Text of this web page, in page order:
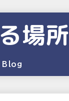
場所
Blog